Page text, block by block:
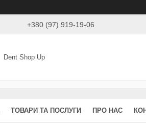
+380 (97) 919-19-06
Dent Shop Up
ТОВАРИ ТА ПОСЛУГИ ПРО НАС